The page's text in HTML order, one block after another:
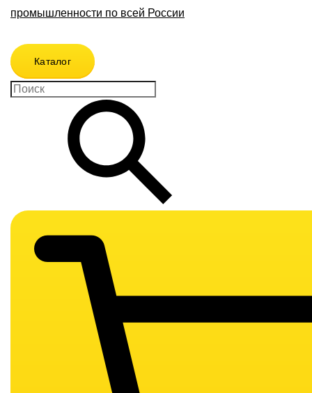
промышленности по всей России
Каталог